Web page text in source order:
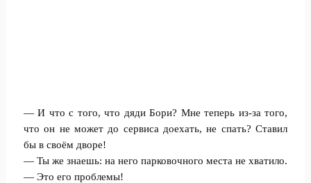
— И что с того, что дяди Бори? Мне теперь из-за того,
что он не может до сервиса доехать, не спать? Ставил
бы в своём дворе!
— Ты же знаешь: на него парковочного места не хватило.
— Это его проблемы!